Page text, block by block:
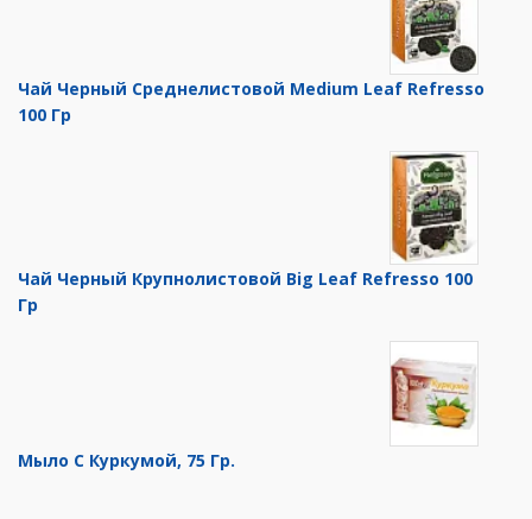
Чай Черный Среднелистовой Medium Leaf Refresso
100 Гр
Чай Черный Крупнолистовой Big Leaf Refresso 100
Гр
Мыло С Куркумой, 75 Гр.